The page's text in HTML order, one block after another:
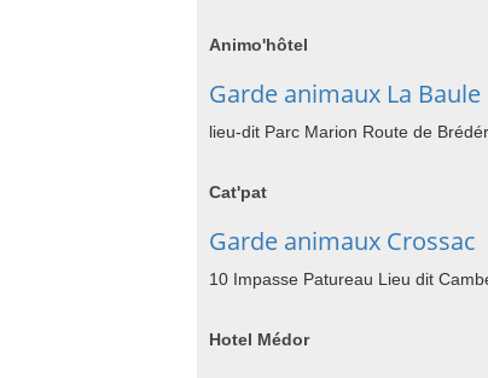
Animo'hôtel
Garde animaux La Baule
lieu-dit Parc Marion Route de
Cat'pat
Garde animaux Crossac
10 Impasse Patureau Lieu dit
Hotel Médor